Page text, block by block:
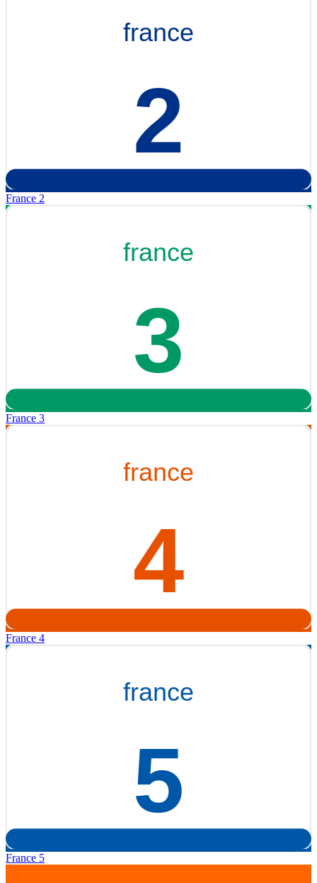
France 2
France 3
France 4
France 5